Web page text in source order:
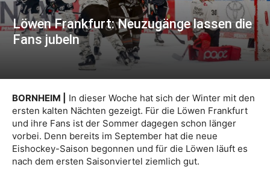
Löwen Frankfurt: Neuzugänge lassen die
Fans jubeln
BORNHEIM |
In dieser Woche hat sich der Winter mit den
ersten kalten Nächten gezeigt. Für die Löwen Frankfurt
und ihre Fans ist der Sommer dagegen schon länger
vorbei. Denn bereits im September hat die neue
Eishockey-Saison begonnen und für die Löwen läuft es
nach dem ersten Saisonviertel ziemlich gut.